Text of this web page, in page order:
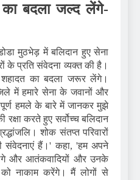
बदला जल्द लेंगे-
मुठभेड़ में बलिदान हुए सेना
के प्रति संवेदना व्यक्त की है।
का बदला जरूर लेंगे।
में हमारे सेना के जवानों और
हमले के बारे में जानकर मुझे
करते हुए सर्वोच्च बलिदान
शोक संतप्त परिवारों
संवेदनाएं हैं।' कहा, 'हम अपने
और आतंकवादियों और उनके
को नाकाम करेंगे। मैं लोगों से